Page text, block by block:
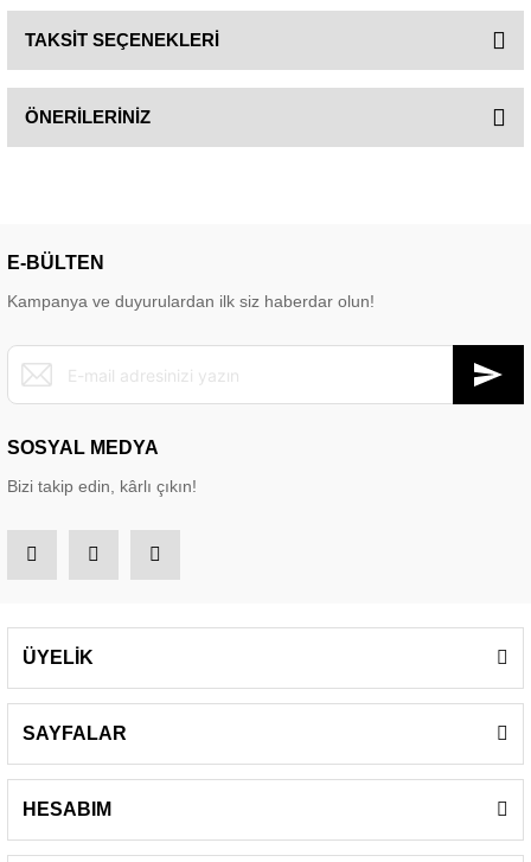
TAKSİT SEÇENEKLERİ
ÖNERİLERİNİZ
E-BÜLTEN
Kampanya ve duyurulardan ilk siz haberdar olun!
SOSYAL MEDYA
Bizi takip edin, kârlı çıkın!
ÜYELİK
SAYFALAR
HESABIM